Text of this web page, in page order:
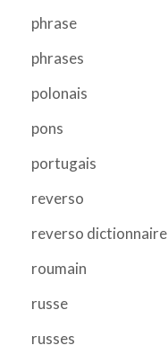
phrase
phrases
polonais
pons
portugais
reverso
reverso dictionnaire
roumain
russe
russes